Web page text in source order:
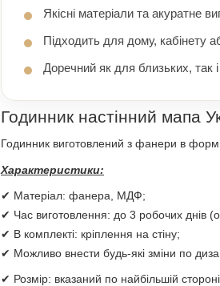
Якісні матеріали та акуратне
Підходить для дому, кабінету
Доречний як для близьких, так і
Годинник настінний мапа
Годинник виготовлений з фанери в
Характеристики:
✔ Матеріал: фанера, МДФ;
✔ Час виготовлення: до 3 робочих днів
✔ В комплекті: кріплення на стіну;
✔ Можливо внести будь-які зміни по
✔ Розмір: вказаний по найбільшій